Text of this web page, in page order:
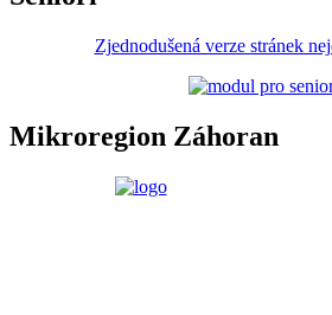
Zjednodušená verze stránek
Mikroregion Záhoran